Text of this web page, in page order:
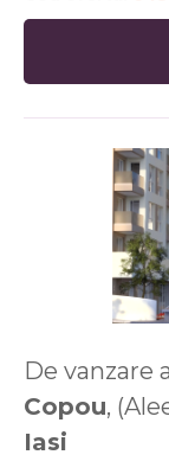
De vanzare
Copou,
Iasi